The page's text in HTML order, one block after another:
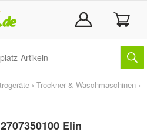
› Trockner & Waschmaschinen ›
Elin